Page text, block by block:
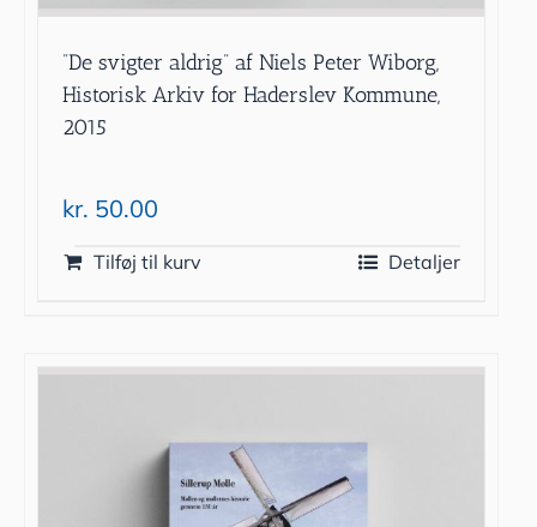
”De svigter aldrig” af Niels Peter Wiborg,
Historisk Arkiv for Haderslev Kommune,
2015
kr. 50.00
Tilføj til kurv Detaljer